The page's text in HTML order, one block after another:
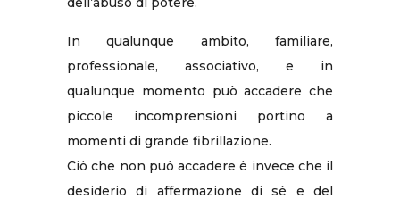
In qualunque ambito, familiare,
professionale, associativo, e in
qualunque momento può accadere che
piccole incomprensioni portino a
momenti di grande fibrillazione.
Ciò che non può accadere è invece che il
desiderio di affermazione di sé e del